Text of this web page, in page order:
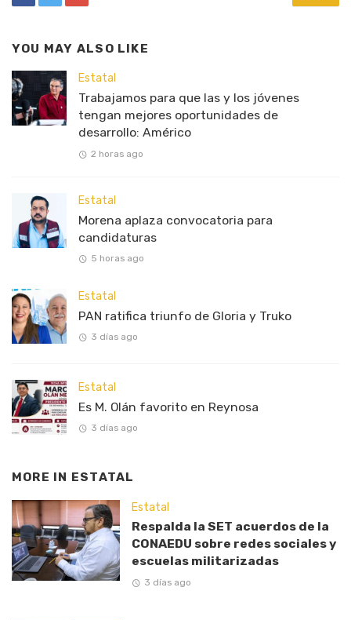
YOU MAY ALSO LIKE
Estatal
Trabajamos para que las y los jóvenes
tengan mejores oportunidades de
desarrollo: Américo
2 horas ago
Estatal
Morena aplaza convocatoria para
candidaturas
5 horas ago
Estatal
PAN ratifica triunfo de Gloria y Truko
3 días ago
Estatal
Es M. Olán favorito en Reynosa
3 días ago
MORE IN ESTATAL
Estatal
Respalda la SET acuerdos de la
CONAEDU sobre redes sociales y
escuelas militarizadas
3 días ago